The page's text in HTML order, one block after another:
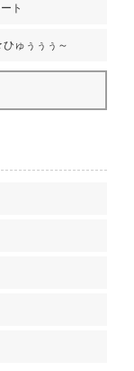
ト
ゅぅぅぅ～